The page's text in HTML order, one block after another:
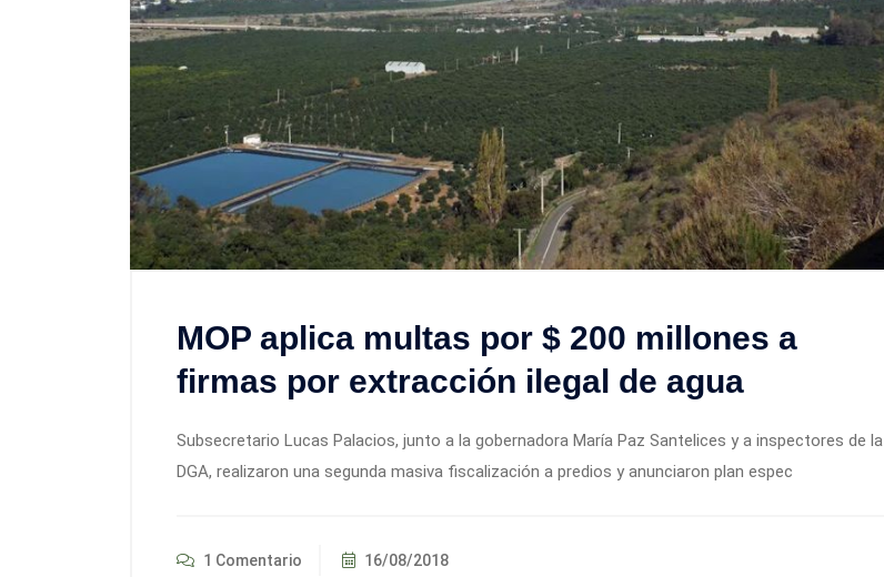
MOP aplica multas por $ 200 millones a
firmas por extracción ilegal de agua
Subsecretario Lucas Palacios, junto a la gobernadora María Paz Santelices y a inspectores de la
DGA, realizaron una segunda masiva fiscalización a predios y anunciaron plan espec
1 Comentario 16/08/2018